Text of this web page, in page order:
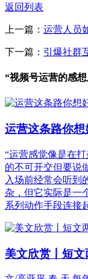
返回列表
上一篇： 运营人员
下一篇： 引爆社群
“视频号运营的感
运营这条路你
“运营感觉像是在
的不可开交但要说
入场前经常会听到
杂，但它实际是一
系列动作手段连接
美文欣赏丨短文